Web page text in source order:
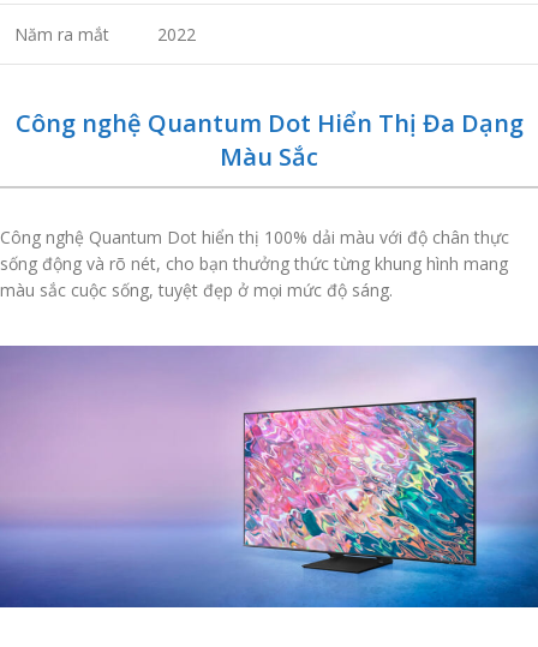
Năm ra mắt 2022
Công nghệ Quantum Dot Hiển Thị Đa Dạng
Màu Sắc
Công nghệ Quantum Dot hiển thị 100% dải màu với độ chân thực
sống động và rõ nét, cho bạn thưởng thức từng khung hình mang
màu sắc cuộc sống, tuyệt đẹp ở mọi mức độ sáng.